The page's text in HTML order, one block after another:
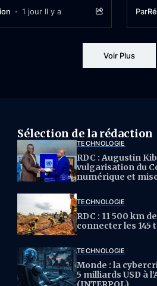
1 jour Il y a Par
Voir Plus
Sélection de la rédaction
TECHNOLOGIE
RDC : Augustin
vulgarisation du
numérique et
TECHNOLOGIE
RDC : 11 500 km
connecter les 145
TECHNOLOGIE
Monde : la
5 milliards USD à